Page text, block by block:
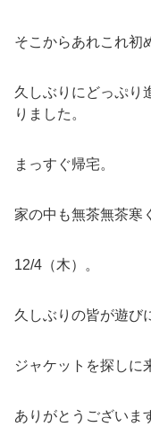
そこからあれこれ初
久しぶりにどっぷり
りました。
まっすぐ帰宅。
家の中も無茶無茶寒
12/4（木）。
久しぶりの皆が遊び
ジャケットを探しに
ありがとうございま